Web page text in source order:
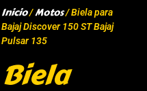
Inicio/Motos/ Biela para
Bajaj Discover 150 ST Bajaj
Pulsar 135
Biela